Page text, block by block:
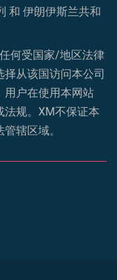
和 伊朗伊斯兰共和
何受国家/地区法律
从该国访问本公司
用户在使用本网站
法规。XM不保证本
辖区域。